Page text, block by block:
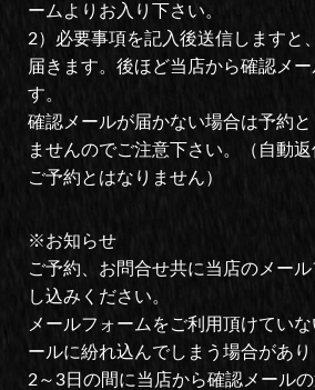
ームよりお入り下さい。
2）必要事項を記入後送信しますと
届きます。後ほど当店から確認メー
す。
確認メールが届かない場合は予約と
ませんのでご注意下さい。（自動
ご予約とはなりません）
※お知らせ
ご予約、お問合せ共に当店のメー
し込みください。
メールフォームをご利用頂けてい
ールに紛れ込んでしまう場合があり
2～3日の間に当店から確認メール